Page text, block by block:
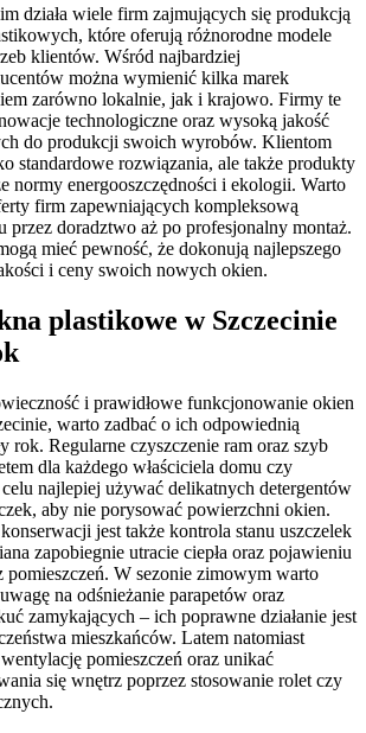
działa wiele firm zajmujących się produkcją
które oferują różnorodne modele
klientów. Wśród najbardziej
można wymienić kilka marek
zarówno lokalnie, jak i krajowo. Firmy te
technologiczne oraz wysoką jakość
do produkcji swoich wyrobów. Klientom
standardowe rozwiązania, ale także produkty
normy energooszczędności i ekologii. Warto
firm zapewniających kompleksową
przez doradztwo aż po profesjonalny montaż.
mieć pewność, że dokonują najlepszego
i ceny swoich nowych okien.
plastikowe w Szczecinie
i prawidłowe funkcjonowanie okien
warto zadbać o ich odpowiednią
rok. Regularne czyszczenie ram oraz szyb
dla każdego właściciela domu czy
najlepiej używać delikatnych detergentów
aby nie porysować powierzchni okien.
jest także kontrola stanu uszczelek
zapobiegnie utracie ciepła oraz pojawieniu
W sezonie zimowym warto
na odśnieżanie parapetów oraz
zamykających – ich poprawne działanie jest
mieszkańców. Latem natomiast
pomieszczeń oraz unikać
się wnętrz poprzez stosowanie rolet czy